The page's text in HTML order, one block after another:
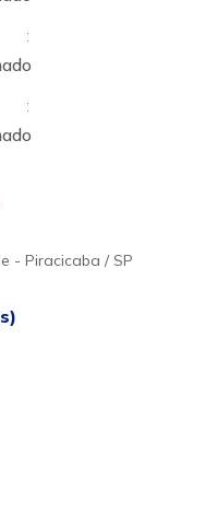
:
:
- Piracicaba / SP